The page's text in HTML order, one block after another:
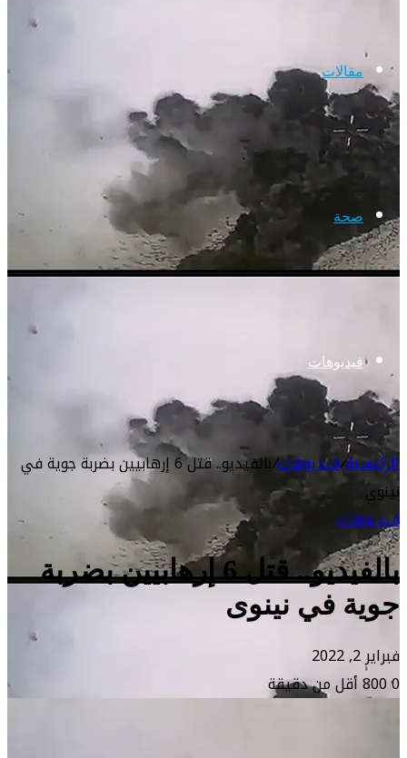
مقالات
صحة
فيديوهات
الرئيسية/فيديوهات/
بالفيديو.. قتل 6 إرهابيين بضربة جوية في
نينوى
فيديوهات
بالفيديو.. قتل 6 إرهابيين بضربة
جوية في نينوى
فبراير 2, 2022
0
800
أقل من دقيقة